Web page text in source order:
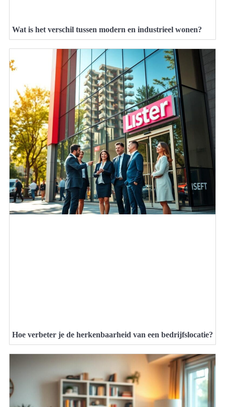
Wat is het verschil tussen modern en industrieel wonen?
Hoe verbeter je de herkenbaarheid van een bedrijfslocatie?